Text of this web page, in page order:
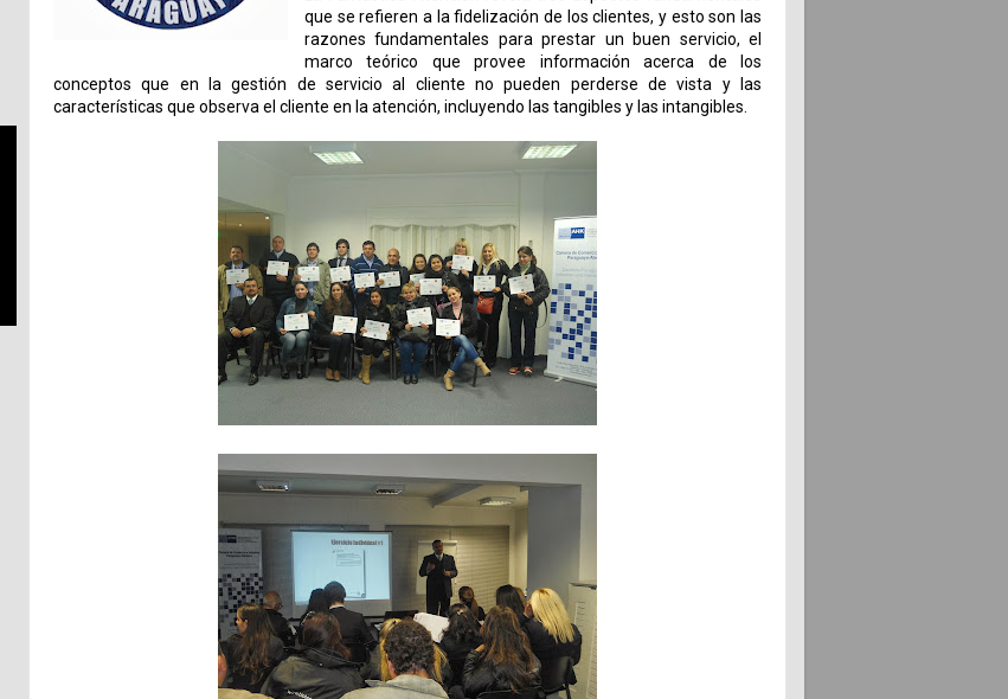
que se refieren a la fidelización de los clientes, y esto son las
razones fundamentales para prestar un buen servicio, el
marco teórico que provee información acerca de los
conceptos que en la gestión de servicio al cliente no pueden perderse de vista y las
características que observa el cliente en la atención, incluyendo las tangibles y las intangibles.